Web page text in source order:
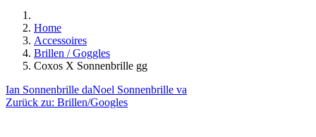
Home
Accessoires
Brillen / Goggles
Coxos X Sonnenbrille gg
Ian Sonnenbrille daNoel Sonnenbrille va
Zurück zu: Brillen/Googles